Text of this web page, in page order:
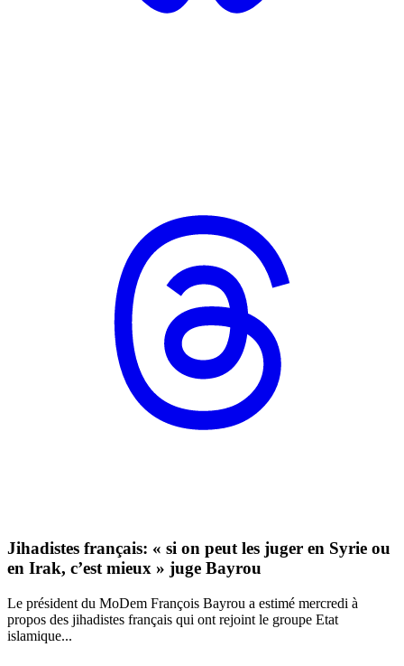
Jihadistes français: « si on peut les juger en Syrie ou
en Irak, c’est mieux » juge Bayrou
Le président du MoDem François Bayrou a estimé mercredi à
propos des jihadistes français qui ont rejoint le groupe Etat
islamique...